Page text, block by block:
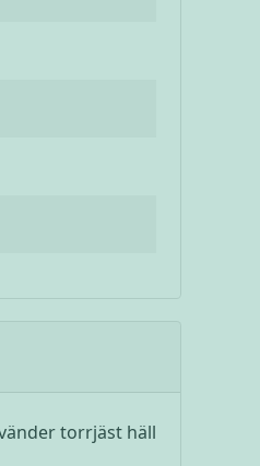
torrjäst häll